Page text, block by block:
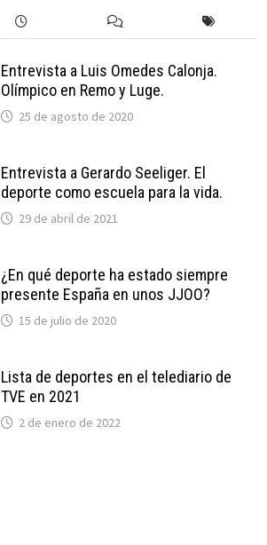
Entrevista a Luis Omedes Calonja.
Olímpico en Remo y Luge.
25 de agosto de 2020
Entrevista a Gerardo Seeliger. El
deporte como escuela para la vida.
29 de abril de 2021
¿En qué deporte ha estado siempre
presente España en unos JJOO?
15 de julio de 2020
Lista de deportes en el telediario de
TVE en 2021
2 de enero de 2022